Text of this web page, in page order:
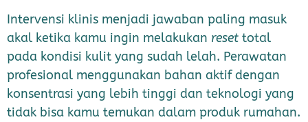
Intervensi klinis menjadi jawaban paling masuk
akal ketika kamu ingin melakukan reset total
pada kondisi kulit yang sudah lelah. Perawatan
profesional menggunakan bahan aktif dengan
konsentrasi yang lebih tinggi dan teknologi yang
tidak bisa kamu temukan dalam produk rumahan.